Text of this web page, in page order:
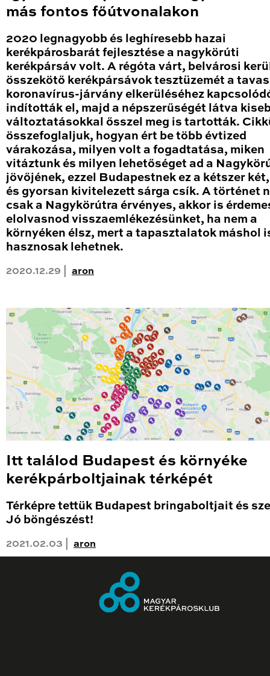
más fontos főútvonalakon
2020 legnagyobb és leghíresebb hazai
kerékpárosbarát fejlesztése a nagykörúti
kerékpársáv volt. A régóta várt, belvárosi
összekötő kerékpársávok tesztüzemét a
koronavírus-járvány elkerüléséhez
indították el, majd a népszerűségét látva
változtatásokkal ősszel meg is tartották.
összefoglaljuk, hogyan ért be több évtized
várakozása, milyen volt a fogadtatása, miken
vitáztunk és milyen lehetőséget ad a
jövőjének, ezzel Budapestnek ez a kétszer
és gyorsan kivitelezett sárga csík. A történet
csak a Nagykörútra érvényes, akkor is
elolvasnod visszaemlékezésünket, ha nem a
környéken élsz, mert a tapasztalatok máshol
hasznosak lehetnek.
2020.12.29 | aron
Itt találod Budapest és környéke
kerékpárboltjainak térképét
Térképre tettük Budapest bringaboltjait és
Jó böngészést!
2021.02.03 | aron